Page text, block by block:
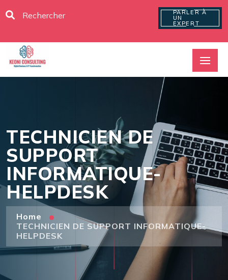
PARLER À
UN
EXPERT
TECHNICIEN DE
SUPPORT
INFORMATIQUE-
HELPDESK
Home
TECHNICIEN DE SUPPORT INFORMATIQUE-
HELPDESK